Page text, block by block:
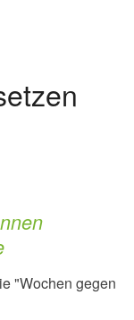
"Wochen gegen